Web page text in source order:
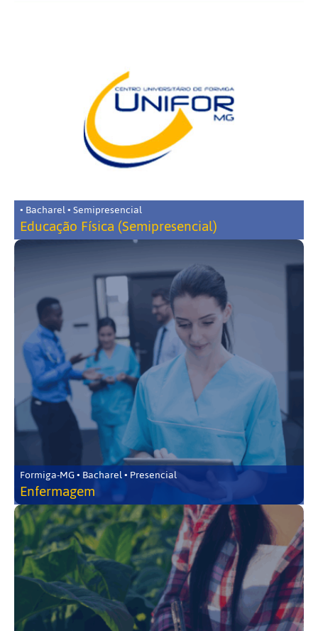
• Bacharel • Semipresencial
Educação Física (Semipresencial)
Formiga-MG • Bacharel • Presencial
Enfermagem